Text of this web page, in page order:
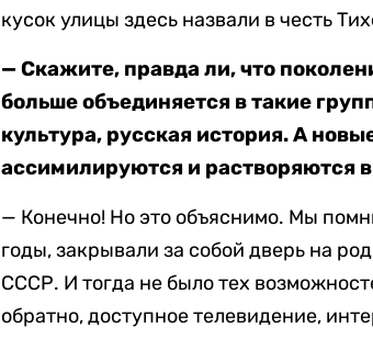
кусок улицы здесь назвали в честь
— Скажите, правда ли, что
больше объединяется в такие
культура, русская история. А
ассимилируются и растворяются
— Конечно! Но это объяснимо. Мы
годы, закрывали за собой дверь на
СССР. И тогда не было тех
обратно, доступное телевидение,